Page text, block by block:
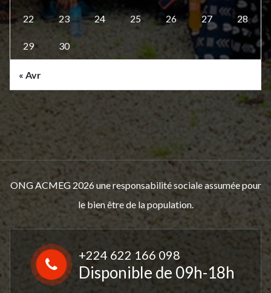
22 23 24 25 26 27 28
29 30
« Avr
ONG ACMEG 2026 une responsabilité sociale assumée pour
le bien être de la population.
+224 622 166 098
Disponible de 09h-18h